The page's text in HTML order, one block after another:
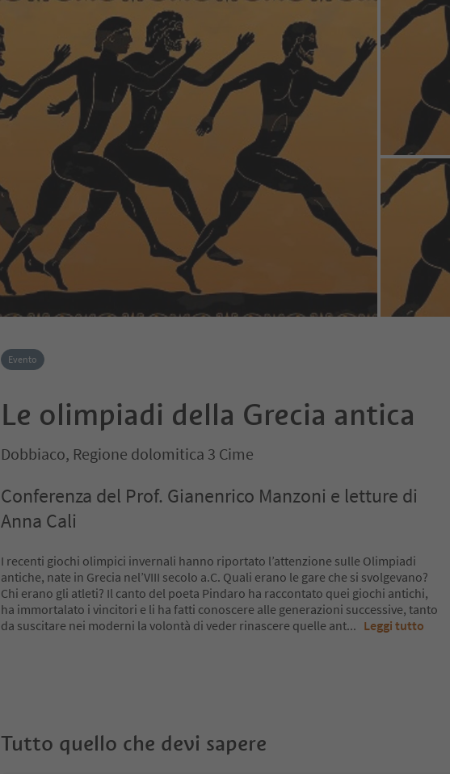
Evento
Le olimpiadi della Grecia antica
Dobbiaco, Regione dolomitica 3 Cime
Conferenza del Prof. Gianenrico Manzoni e letture di
Anna Cali
I recenti giochi olimpici invernali hanno riportato l’attenzione sulle Olimpiadi
antiche, nate in Grecia nel’VIII secolo a.C. Quali erano le gare che si svolgevano?
Chi erano gli atleti? Il canto del poeta Pindaro ha raccontato quei giochi antichi,
ha immortalato i vincitori e li ha fatti conoscere alle generazioni successive, tanto
da suscitare nei moderni la volontà di veder rinascere quelle ant... Leggi tutto
Tutto quello che devi sapere